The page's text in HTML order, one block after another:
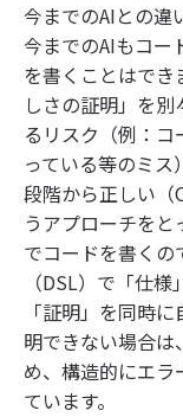
今までのAIとの違
今までのAIもコー
を書くことはで
しさの証明」を
るリスク（例：
っている等のミ
段階から正しい
うアプローチを
でコードを書く
（DSL）で「仕
「証明」を同時
明できない場合
め、構造的にエ
ています。